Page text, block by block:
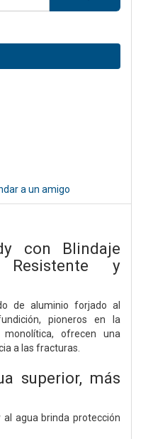
a un amigo
con Blindaje
Resistente y
de aluminio forjado al
pioneros en la
ofrecen una
a las fracturas.
superior, más
al agua brinda protección